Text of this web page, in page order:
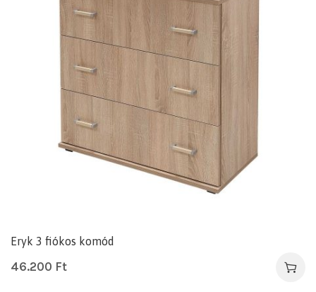
Eryk 3 fiókos komód
46.200 Ft